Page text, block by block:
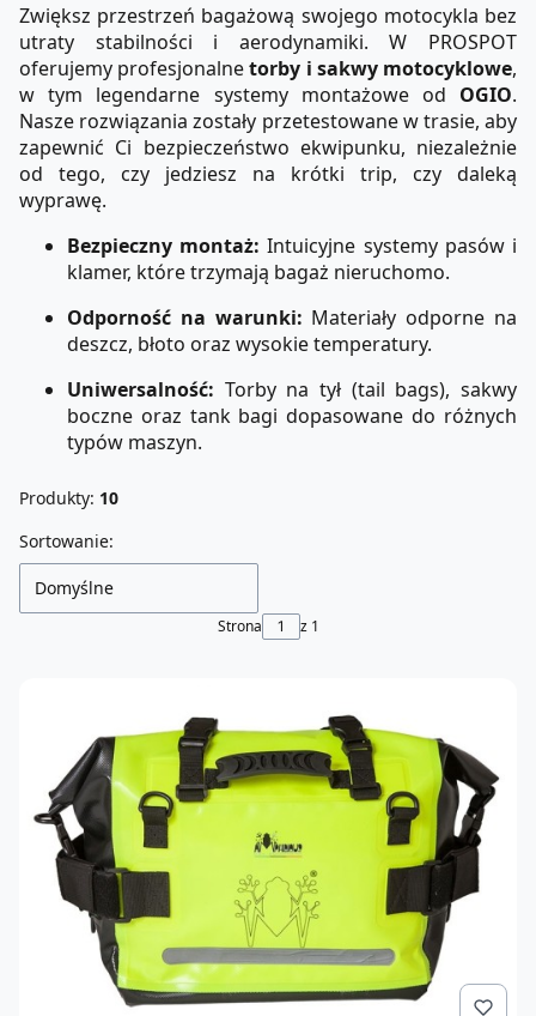
Zwiększ przestrzeń bagażową swojego motocykla bez
utraty stabilności i aerodynamiki. W PROSPOT
oferujemy profesjonalnetorby i sakwy motocyklowe,
w tym legendarne systemy montażowe od OGIO.
Nasze rozwiązania zostały przetestowane w trasie, aby
zapewnić Ci bezpieczeństwo ekwipunku, niezależnie
od tego, czy jedziesz na krótki trip, czy daleką
wyprawę.
Bezpieczny montaż: Intuicyjne systemy pasów i
klamer, które trzymają bagaż nieruchomo.
Odporność na warunki: Materiały odporne na
deszcz, błoto oraz wysokie temperatury.
Uniwersalność: Torby na tył (tail bags), sakwy
boczne oraz tank bagi dopasowane do różnych
typów maszyn.
Produkty: 10
Lista produktów
Sortowanie:
Domyślne
Strona z 1